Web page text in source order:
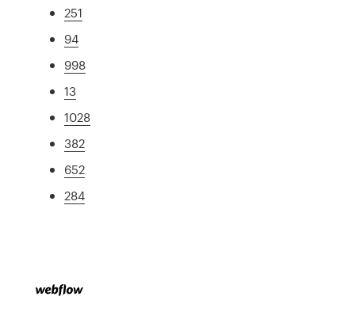
251
94
998
13
1028
382
652
284